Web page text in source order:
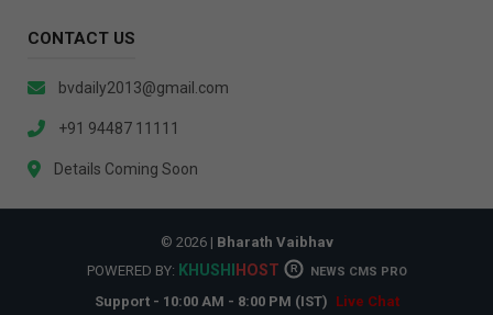
CONTACT US
bvdaily2013@gmail.com
+91 94487 11111
Details Coming Soon
© 2026 | Bharath Vaibhav
POWERED BY: KHUSHIHOST R NEWS CMS PRO
Support - 10:00 AM - 8:00 PM (IST) Live Chat